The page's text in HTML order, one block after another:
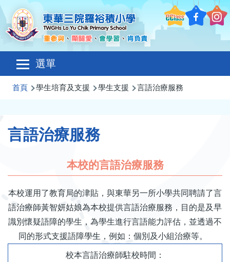
移至主內容
選單
Main
navigation
導
結
首頁 學生培育及支援 學生支援 言語治療服務
言語治療服務
本校的言語治療服務
本校運用了教育局的津貼，與東華另一所小學共同聘請了言
語治療師黃智妍姑娘為本校提供言語治療服務，目的是及早
識別懷疑語障的學生，為學生進行言語能力評估，並透過不
同的形式支援語障學生，例如：個別及小組治療等。
校本言語治療師駐校時間：